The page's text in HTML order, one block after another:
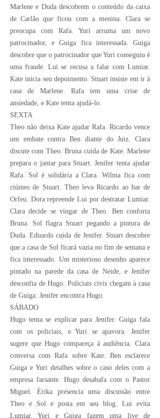
Marlene e Duda descobrem o conteúdo da caixa
de Carlão que ficou com a menina. Clara se
preocupa com Rafa. Yuri arruma um novo
patrocinador, e Guiga fica interessada. Guiga
descobre que o patrocinador que Yuri conseguiu é
uma fraude. Lui se recusa a falar com Lumiar.
Kate inicia seu depoimento. Stuart insiste em ir à
casa de Marlene. Rafa tem uma crise de
ansiedade, e Kate tenta ajudá-lo.
SEXTA
Theo não deixa Kate ajudar Rafa. Ricardo vence
um embate contra Ben diante do Juiz. Clara
discute com Theo. Bruna cuida de Kate. Marlene
prepara o jantar para Stuart. Jenifer tenta ajudar
Rafa. Sol é solidária a Clara. Wilma fica com
ciúmes de Stuart. Theo leva Ricardo ao bar de
Orfeu. Dora repreende Lui por destratar Lumiar.
Clara decide se vingar de Theo. Ben conforta
Bruna. Sol flagra Stuart pegando a pintura de
Duda. Eduardo cuida de Jenifer. Stuart descobre
que a casa de Sol ficará vazia no fim de semana e
fica interessado. Um misterioso desenho aparece
pintado na parede da casa de Neide, e Jenifer
desconfia de Hugo. Policiais civis chegam à casa
de Guiga. Jenifer encontra Hugo.
SÁBADO
Hugo tenta se explicar para Jenifer. Guiga fala
com os policiais, e Yuri se apavora. Jenifer
sugere que Hugo compareça à audiência. Clara
conversa com Rafa sobre Kate. Ben esclarece
Guiga e Yuri detalhes sobre o caso deles com a
empresa farsante. Hugo desabafa com o Pastor
Miguel. Érika presencia uma discussão entre
Theo e Sol e posta em seu blog. Lui evita
Lumiar. Yuri e Guiga fazem uma live de